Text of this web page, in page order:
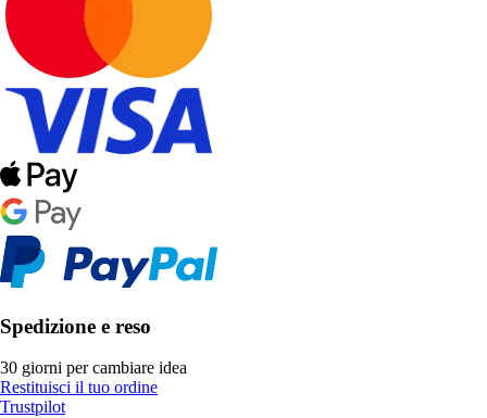
Spedizione e reso
30 giorni per cambiare idea
Restituisci il tuo ordine
Trustpilot